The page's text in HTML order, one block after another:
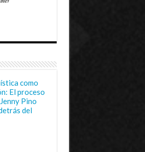
como
El proceso
Pino
del